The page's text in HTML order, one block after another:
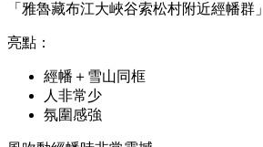
「雅魯藏布江大峽谷索松村附近經幡群」
亮點：
經幡＋雪山同框
人非常少
氛圍感強